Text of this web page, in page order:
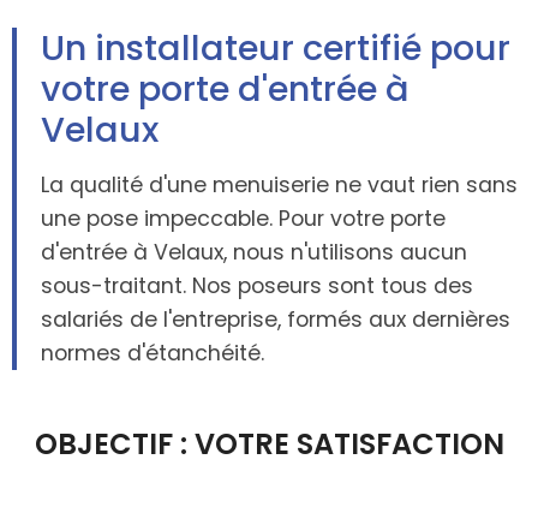
Un installateur certifié pour
votre porte d'entrée à
Velaux
La qualité d'une menuiserie ne vaut rien sans
une pose impeccable. Pour votre porte
d'entrée à Velaux, nous n'utilisons aucun
sous-traitant. Nos poseurs sont tous des
salariés de l'entreprise, formés aux dernières
normes d'étanchéité.
OBJECTIF : VOTRE SATISFACTION